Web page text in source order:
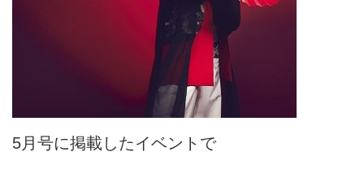
5月号に掲載したイベントで